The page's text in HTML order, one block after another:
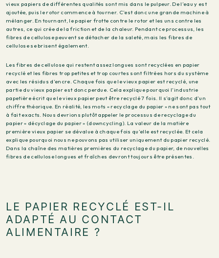
vieux papiers de différentes qualités sont mis dans le pulpeur. De l’eau y est
ajoutée, puis le rotor commence à tourner. C’est donc une grande machine à
mélanger. En tournant, le papier frotte contre le rotor et les uns contre les
autres, ce qui crée de la friction et de la chaleur. Pendant ce processus, les
fibres de cellulose peuvent se détacher de la saleté, mais les fibres de
cellulose se brisent également.
Les fibres de cellulose qui restent assez longues sont recyclées en papier
recyclé et les fibres trop petites et trop courtes sont filtrées hors du système
avec les résidus d’encre. Chaque fois que le vieux papier est recyclé, une
partie du vieux papier est donc perdue. Cela explique pourquoi l’industrie
papetière écrit que le vieux papier peut être recyclé 7 fois. Il s’agit donc d’un
chiffre théorique. En réalité, les mots « recyclage du papier » ne sont pas tout
à fait exacts. Nous devrions plutôt appeler le processus de recyclage du
papier « décyclage du papier » (downcycling). La valeur de la matière
première vieux papier se dévalue à chaque fois qu’elle est recyclée. Et cela
explique pourquoi nous ne pouvons pas utiliser uniquement du papier recyclé.
Dans la chaîne des matières premières du recyclage du papier, de nouvelles
fibres de cellulose longues et fraîches devront toujours être présentes.
LE PAPIER RECYCLÉ EST-IL
ADAPTÉ AU CONTACT
ALIMENTAIRE ?